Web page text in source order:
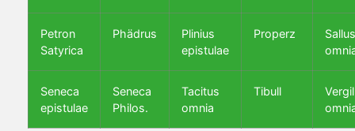
Petron
Satyrica
Phädrus
Plinius
epistulae
Properz
Seneca
epistulae
Seneca
Philos.
Tacitus
omnia
Tibull
Vergil